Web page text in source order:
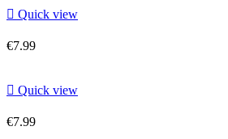
 Quick view
€7.99
 Quick view
€7.99